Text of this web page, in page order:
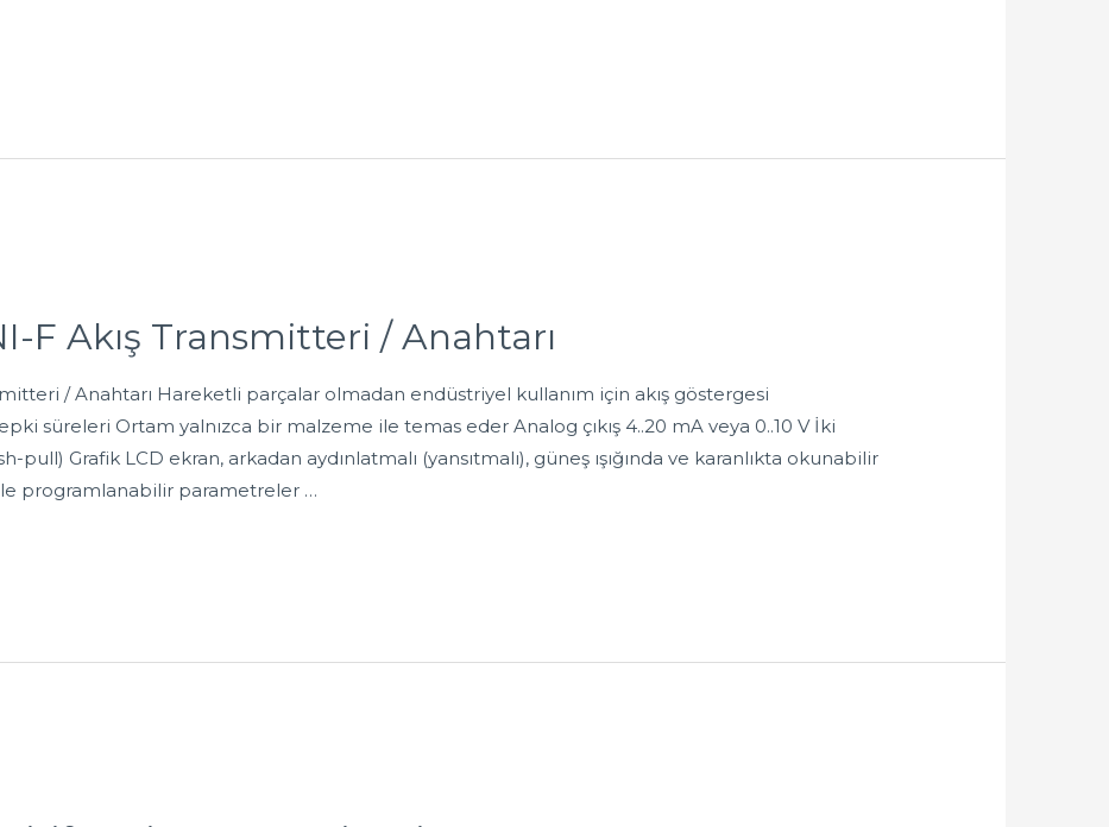
F Akış Transmitteri / Anahtarı
/ Anahtarı Hareketli parçalar olmadan endüstriyel kullanım için akış göstergesi
süreleri Ortam yalnızca bir malzeme ile temas eder Analog çıkış 4..20 mA veya 0..10 V İki
Grafik LCD ekran, arkadan aydınlatmalı (yansıtmalı), güneş ışığında ve karanlıkta okunabilir
programlanabilir parametreler …